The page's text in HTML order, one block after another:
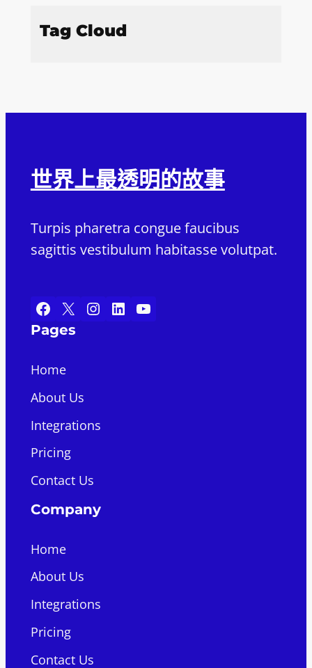
Tag Cloud
世界上最透明的故事
Turpis pharetra congue faucibus
sagittis vestibulum habitasse volutpat.
Facebook X Instagram LinkedIn YouTube
Pages
Home
About Us
Integrations
Pricing
Contact Us
Company
Home
About Us
Integrations
Pricing
Contact Us